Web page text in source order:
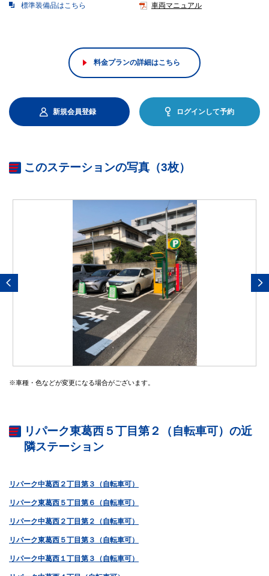
標準装備品はこちら 車両マニュアル
料金プランの詳細はこちら
新規会員登録 ログインして予約
このステーションの写真（3枚）
※車種・色などが変更になる場合がございます。
リパーク東葛西５丁目第２（自転車可）の近
隣ステーション
リパーク中葛西２丁目第３（自転車可）
リパーク東葛西５丁目第６（自転車可）
リパーク中葛西２丁目第２（自転車可）
リパーク東葛西５丁目第３（自転車可）
リパーク中葛西１丁目第３（自転車可）